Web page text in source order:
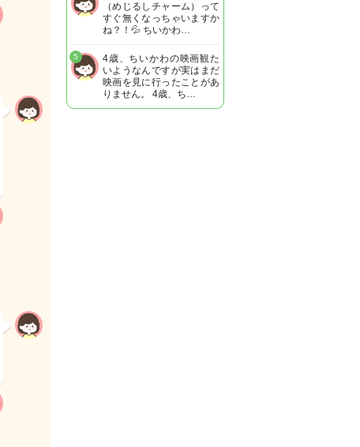
（めじるしチャーム）って
すぐ無くなっちゃいますか
ね？！💦 ちいかわ…
4歳、ちいかわの映画観た
いようなんですが実はまだ
映画を見に行ったことがあ
りません。 4歳、ち…
5